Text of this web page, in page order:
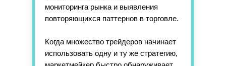
мониторинга рынка и выявления
повторяющихся паттернов в торговле.
Когда множество трейдеров начинает
использовать одну и ту же стратегию,